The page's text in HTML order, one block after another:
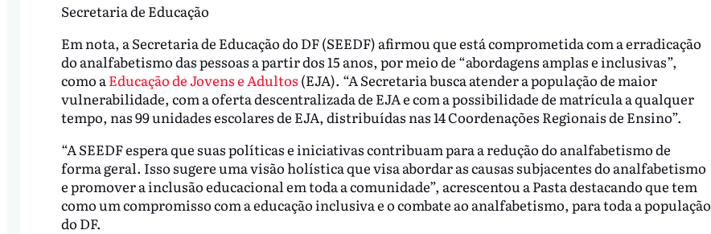
Secretaria de Educação
Em nota, a Secretaria de Educação do DF (SEEDF) afirmou que está comprometida com a erradicação
do analfabetismo das pessoas a partir dos 15 anos, por meio de “abordagens amplas e inclusivas”,
como a Educação de Jovens e Adultos (EJA). “A Secretaria busca atender a população de maior
vulnerabilidade, com a oferta descentralizada de EJA e com a possibilidade de matrícula a qualquer
tempo, nas 99 unidades escolares de EJA, distribuídas nas 14 Coordenações Regionais de Ensino”.
“A SEEDF espera que suas políticas e iniciativas contribuam para a redução do analfabetismo de
forma geral. Isso sugere uma visão holística que visa abordar as causas subjacentes do analfabetismo
e promover a inclusão educacional em toda a comunidade”, acrescentou a Pasta destacando que tem
como um compromisso com a educação inclusiva e o combate ao analfabetismo, para toda a população
do DF.